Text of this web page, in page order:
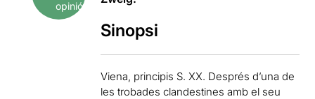
opinió
Sinopsi
Viena, principis S. XX. Després d’una de
les trobades clandestines amb el seu